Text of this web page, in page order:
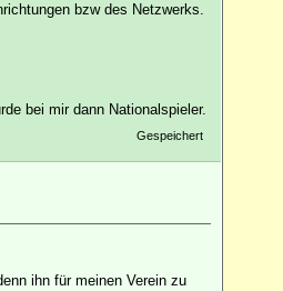
bzw des Netzwerks.
bei mir dann Nationalspieler.
Gespeichert
ihn für meinen Verein zu